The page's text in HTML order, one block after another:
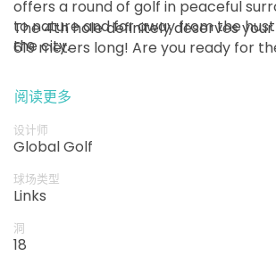
offers a round of golf in peaceful
to nature and far away from the
the city.
The 4th hole definitely deserves
619 meters long! Are you ready for
阅读更多
设计师
Global Golf
球场类型
Links
洞
18